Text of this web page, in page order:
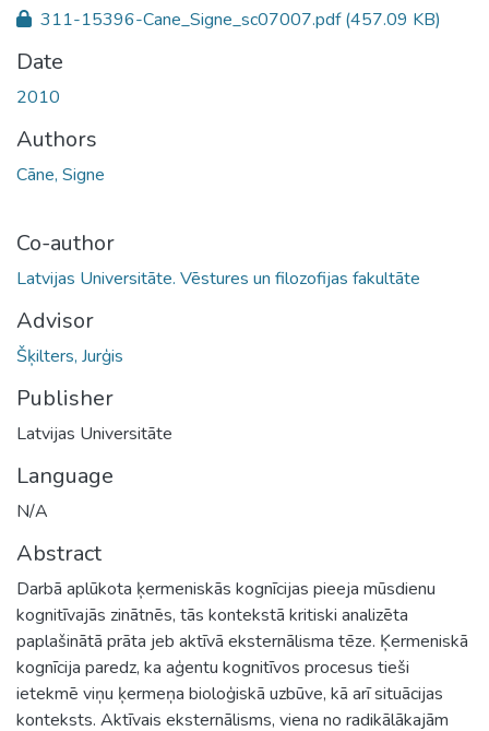
311-15396-Cane_Signe_sc07007.pdf(457.09 KB)
Date
2010
Authors
Cāne, Signe
Co-author
Latvijas Universitāte. Vēstures un filozofijas fakultāte
Advisor
Šķilters, Jurģis
Publisher
Latvijas Universitāte
Language
N/A
Abstract
Darbā aplūkota ķermeniskās kognīcijas pieeja mūsdienu
kognitīvajās zinātnēs, tās kontekstā kritiski analizēta
paplašinātā prāta jeb aktīvā eksternālisma tēze. Ķermeniskā
kognīcija paredz, ka aģentu kognitīvos procesus tieši
ietekmē viņu ķermeņa bioloģiskā uzbūve, kā arī situācijas
konteksts. Aktīvais eksternālisms, viena no radikālākajām